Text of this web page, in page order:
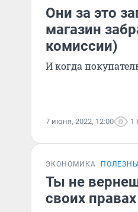
Они за это
магазин
комиссии)
И когда
7 июня, 2022, 12:00 1
ЭКОНОМИКА
Ты не
своих